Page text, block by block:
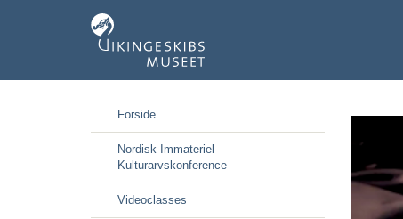
Forside
Nordisk Immateriel
Kulturarvskonference
Videoclasses